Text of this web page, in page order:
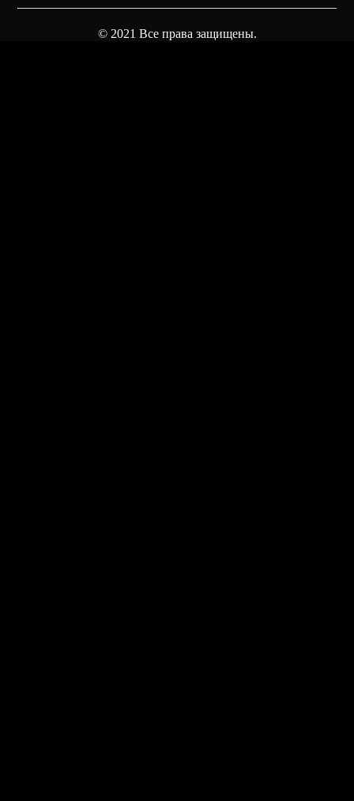
© 2021 Все права защищены.